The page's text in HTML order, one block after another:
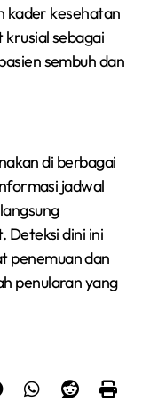
kader kesehatan
krusial sebagai
sembuh dan
di berbagai
jadwal
Deteksi dini ini
penemuan dan
penularan yang